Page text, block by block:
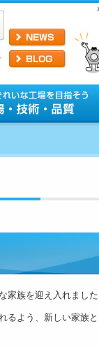
族を迎え入れました
るよう、新しい家族と